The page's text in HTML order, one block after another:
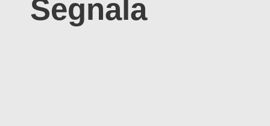
Segnala